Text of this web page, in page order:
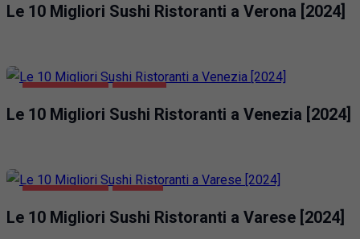
Le 10 Migliori Sushi Ristoranti a Verona [2024]
GASTRONOMIA VENEZIA
Le 10 Migliori Sushi Ristoranti a Venezia [2024]
GASTRONOMIA VARESE
Le 10 Migliori Sushi Ristoranti a Varese [2024]